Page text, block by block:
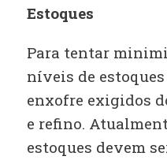
Estoques
Para tentar
níveis de
enxofre exigidos
e refino.
estoques devem